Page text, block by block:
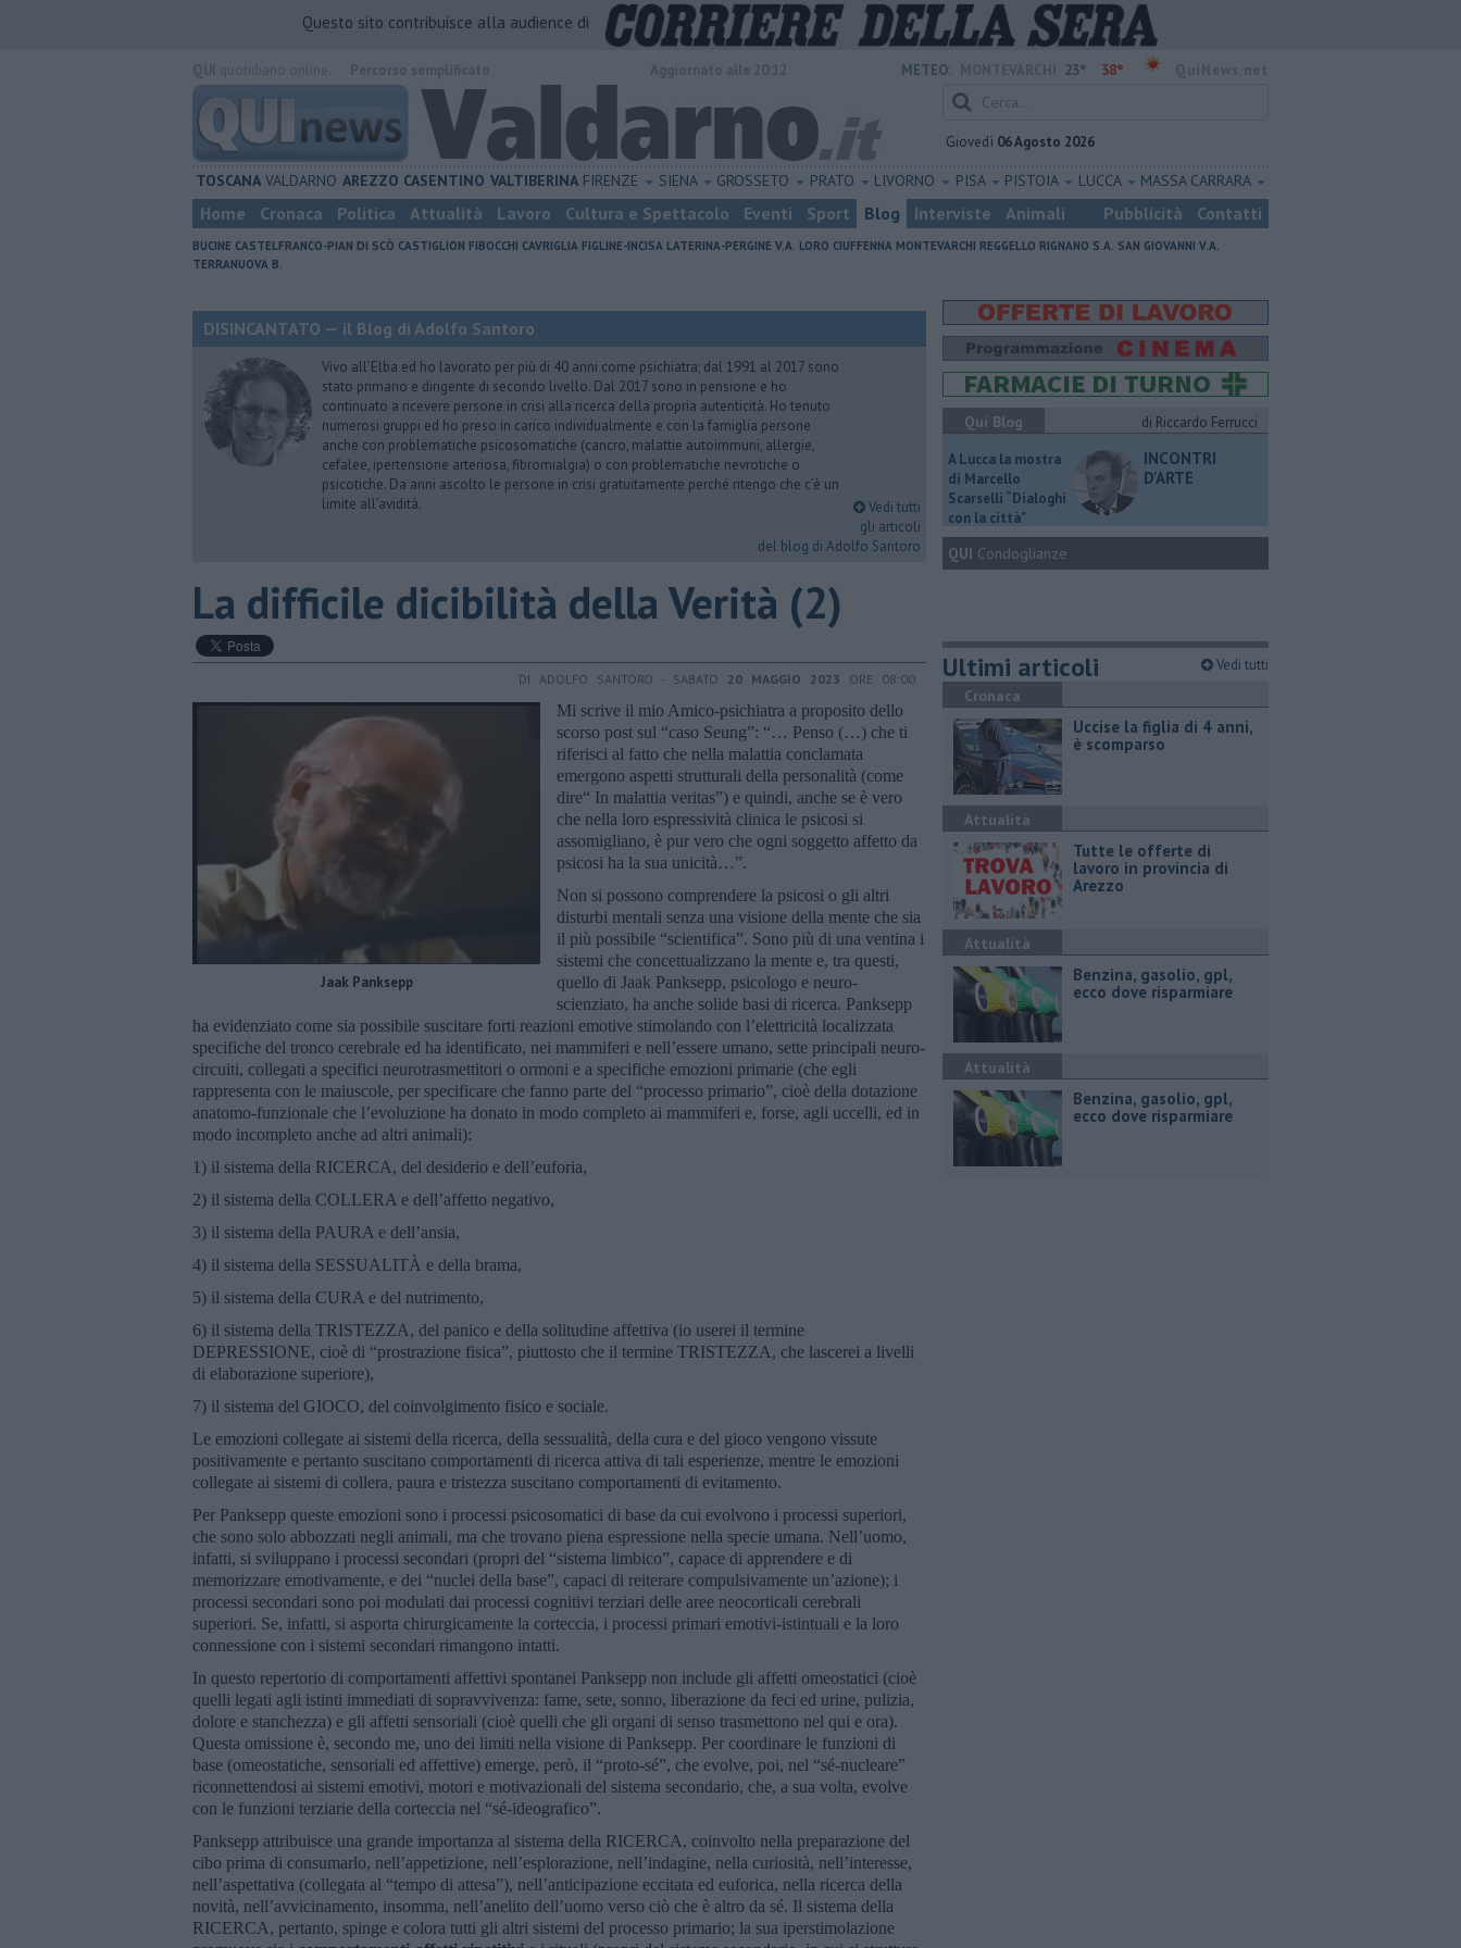
Questo sito contribuisce alla audience di
METEO: 23° 38°
Giovedì 06 Agosto 2026
TOSCANA VALDARNO AREZZO CASENTINO VALTIBERINA FIRENZE SIENA GROSSETO PRATO LIVORNO PISA PISTOIA LUCCA MASSA CARRARA
Home Cronaca Politica Attualità Lavoro Cultura e Spettacolo Eventi Sport Blog Interviste Animali Pubblicità Contatti
BUCINE CASTELFRANCO-PIAN DI SCÒ CASTIGLION FIBOCCHI CAVRIGLIA FIGLINE-INCISA LATERINA-PERGINE V.A. LORO CIUFFENNA MONTEVARCHI REGGELLO RIGNANO S.A. SAN GIOVANNI V.A.
TERRANUOVA B.
DISINCANTATO — il Blog di Adolfo Santoro
Vivo all’Elba ed ho lavorato per più di 40 anni come psichiatra; dal 1991 al 2017 sono
stato primario e dirigente di secondo livello. Dal 2017 sono in pensione e ho
continuato a ricevere persone in crisi alla ricerca della propria autenticità. Ho tenuto
numerosi gruppi ed ho preso in carico individualmente e con la famiglia persone
anche con problematiche psicosomatiche (cancro, malattie autoimmuni, allergie,
cefalee, ipertensione arteriosa, fibromialgia) o con problematiche nevrotiche o
psicotiche. Da anni ascolto le persone in crisi gratuitamente perché ritengo che c’è un
limite all’avidità.
Vedi tutti
gli articoli
del blog di Adolfo Santoro
La difficile dicibilità della Verità (2)
DI ADOLFO SANTORO - SABATO 20 MAGGIO 2023 ORE 08:00
Jaak Panksepp
Mi scrive il mio Amico-psichiatra a proposito dello
scorso post sul “caso Seung”: “… Penso (…) che ti
riferisci al fatto che nella malattia conclamata
emergono aspetti strutturali della personalità (come
dire“ In malattia veritas”) e quindi, anche se è vero
che nella loro espressività clinica le psicosi si
assomigliano, è pur vero che ogni soggetto affetto da
psicosi ha la sua unicità…”.
Non si possono comprendere la psicosi o gli altri
disturbi mentali senza una visione della mente che sia
il più possibile “scientifica”. Sono più di una ventina i
sistemi che concettualizzano la mente e, tra questi,
quello di Jaak Panksepp, psicologo e neuro-
scienziato, ha anche solide basi di ricerca. Panksepp
ha evidenziato come sia possibile suscitare forti reazioni emotive stimolando con l’elettricità localizzata
specifiche del tronco cerebrale ed ha identificato, nei mammiferi e nell’essere umano, sette principali neuro-
circuiti, collegati a specifici neurotrasmettitori o ormoni e a specifiche emozioni primarie (che egli
rappresenta con le maiuscole, per specificare che fanno parte del “processo primario”, cioè della dotazione
anatomo-funzionale che l’evoluzione ha donato in modo completo ai mammiferi e, forse, agli uccelli, ed in
modo incompleto anche ad altri animali):
1) il sistema della RICERCA, del desiderio e dell’euforia,
2) il sistema della COLLERA e dell’affetto negativo,
3) il sistema della PAURA e dell’ansia,
4) il sistema della SESSUALITÀ e della brama,
5) il sistema della CURA e del nutrimento,
6) il sistema della TRISTEZZA, del panico e della solitudine affettiva (io userei il termine
DEPRESSIONE, cioè di “prostrazione fisica”, piuttosto che il termine TRISTEZZA, che lascerei a livelli
di elaborazione superiore),
7) il sistema del GIOCO, del coinvolgimento fisico e sociale.
Le emozioni collegate ai sistemi della ricerca, della sessualità, della cura e del gioco vengono vissute
positivamente e pertanto suscitano comportamenti di ricerca attiva di tali esperienze, mentre le emozioni
collegate ai sistemi di collera, paura e tristezza suscitano comportamenti di evitamento.
Per Panksepp queste emozioni sono i processi psicosomatici di base da cui evolvono i processi superiori,
che sono solo abbozzati negli animali, ma che trovano piena espressione nella specie umana. Nell’uomo,
infatti, si sviluppano i processi secondari (propri del “sistema limbico”, capace di apprendere e di
memorizzare emotivamente, e dei “nuclei della base”, capaci di reiterare compulsivamente un’azione); i
processi secondari sono poi modulati dai processi cognitivi terziari delle aree neocorticali cerebrali
superiori. Se, infatti, si asporta chirurgicamente la corteccia, i processi primari emotivi-istintuali e la loro
connessione con i sistemi secondari rimangono intatti.
In questo repertorio di comportamenti affettivi spontanei Panksepp non include gli affetti omeostatici (cioè
quelli legati agli istinti immediati di sopravvivenza: fame, sete, sonno, liberazione da feci ed urine, pulizia,
dolore e stanchezza) e gli affetti sensoriali (cioè quelli che gli organi di senso trasmettono nel qui e ora).
Questa omissione è, secondo me, uno dei limiti nella visione di Panksepp. Per coordinare le funzioni di
base (omeostatiche, sensoriali ed affettive) emerge, però, il “proto-sé”, che evolve, poi, nel “sé-nucleare”
riconnettendosi ai sistemi emotivi, motori e motivazionali del sistema secondario, che, a sua volta, evolve
con le funzioni terziarie della corteccia nel “sé-ideografico”.
Panksepp attribuisce una grande importanza al sistema della RICERCA, coinvolto nella preparazione del
cibo prima di consumarlo, nell’appetizione, nell’esplorazione, nell’indagine, nella curiosità, nell’interesse,
nell’aspettativa (collegata al “tempo di attesa”), nell’anticipazione eccitata ed euforica, nella ricerca della
novità, nell’avvicinamento, insomma, nell’anelito dell’uomo verso ciò che è altro da sé. Il sistema della
RICERCA, pertanto, spinge e colora tutti gli altri sistemi del processo primario; la sua iperstimolazione
Qui Blog
di Riccardo Ferrucci
A Lucca la mostra
di Marcello
Scarselli “Dialoghi
con la città"
INCONTRI
D'ARTE
QUI Condoglianze
Ultimi articoli Vedi tutti
Cronaca
Uccise la figlia di 4 anni,
è scomparso
Attualità
​Tutte le offerte di
lavoro in provincia di
Arezzo
Attualità
​Benzina, gasolio, gpl,
ecco dove risparmiare
Attualità
​Benzina, gasolio, gpl,
ecco dove risparmiare